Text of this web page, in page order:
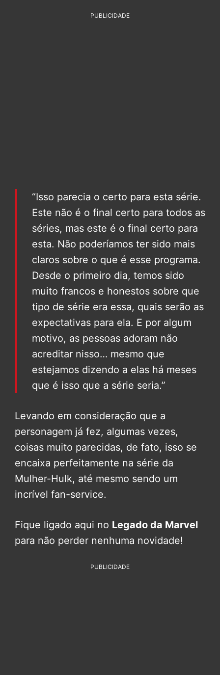
PUBLICIDADE
“Isso parecia o certo para esta série.
Este não é o final certo para todos as
séries, mas este é o final certo para
esta. Não poderíamos ter sido mais
claros sobre o que é esse programa.
Desde o primeiro dia, temos sido
muito francos e honestos sobre que
tipo de série era essa, quais serão as
expectativas para ela. E por algum
motivo, as pessoas adoram não
acreditar nisso… mesmo que
estejamos dizendo a elas há meses
que é isso que a série seria.”
Levando em consideração que a
personagem já fez, algumas vezes,
coisas muito parecidas, de fato, isso se
encaixa perfeitamente na série da
Mulher-Hulk, até mesmo sendo um
incrível fan-service.
Fique ligado aqui no Legado da Marvel
para não perder nenhuma novidade!
PUBLICIDADE